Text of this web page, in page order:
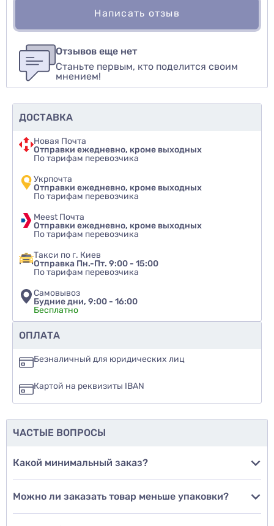
Написать отзыв
авторизуйтесь иливойдите
Оценить товар
Рекомендуете ли вы этот товар
да
еще не знаю
Добавить отзыв
Отзывов еще нет
Станьте первым, кто поделится своим
мнением!
ДОСТАВКА
Новая Почта
Отправки ежедневно, кроме выходных
По тарифам перевозчика
Укрпочта
Отправки ежедневно, кроме выходных
По тарифам перевозчика
Meest Почта
Отправки ежедневно, кроме выходных
По тарифам перевозчика
Такси по г. Киев
Отправка Пн.-Пт. 9:00 - 15:00
По тарифам перевозчика
Самовывоз
Будние дни, 9:00 - 16:00
Бесплатно
ОПЛАТА
Безналичный для юридических лиц
Картой на реквизиты IBAN
ЧАСТЫЕ ВОПРОСЫ
Какой минимальный заказ?
Можно ли заказать товар меньше упаковки?